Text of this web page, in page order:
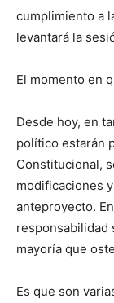
cumplimiento a
levantará la
El momento en
Desde hoy, en
político estarán
Constitucional,
modificaciones
anteproyecto.
responsabilidad
mayoría que
Es que son